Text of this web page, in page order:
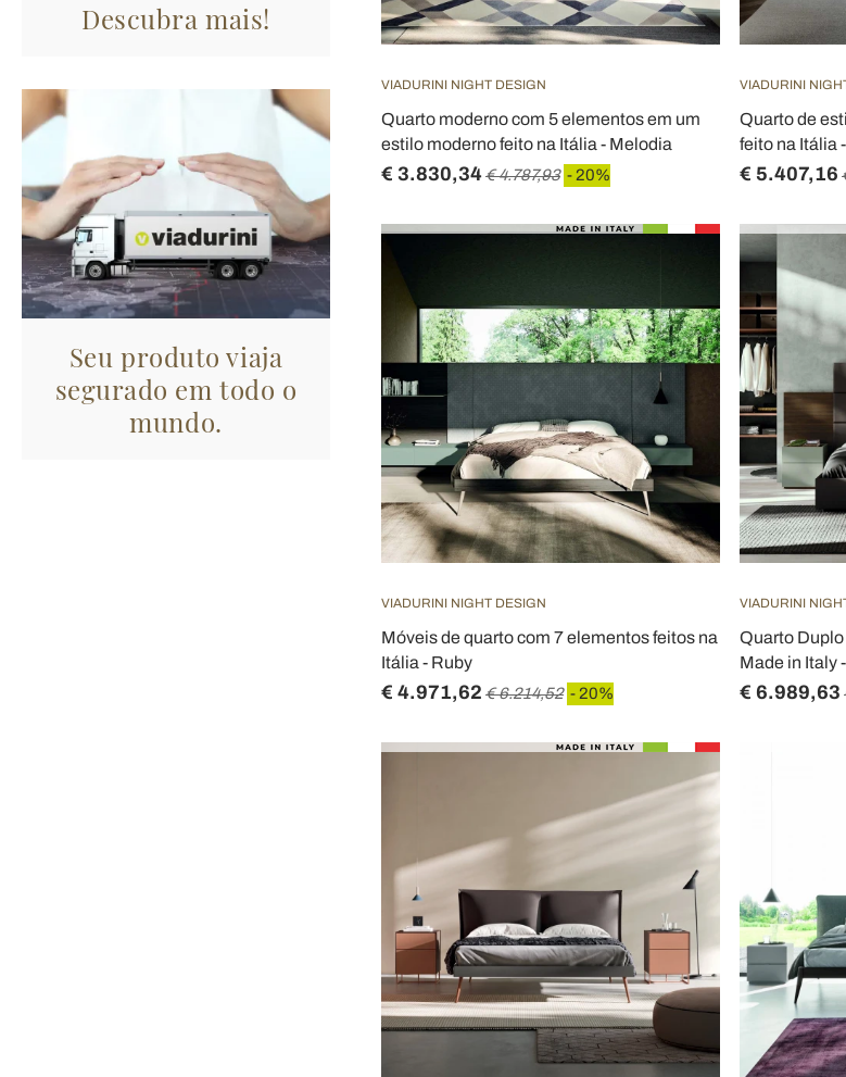
Descubra mais!
Seu produto viaja
segurado em todo o
mundo.
VIADURINI NIGHT DESIGN
Quarto moderno com 5 elementos em um
estilo moderno feito na Itália - Melodia
€ 3.830,34€ 4.787,93 - 20%
VIADURINI
Quarto de
feito na Itália
€ 5.407,16
VIADURINI NIGHT DESIGN
Móveis de quarto com 7 elementos feitos na
Itália - Ruby
€ 4.971,62 € 6.214,52 - 20%
VIADURINI
Quarto
Made in Italy
€ 6.989,63